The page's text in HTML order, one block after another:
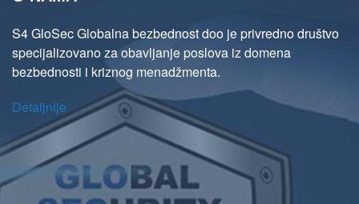
S4 GloSec Globalna bezbednost doo je privredno društvo
specijalizovano za obavljanje poslova iz domena
bezbednosti i kriznog menadžmenta.
Detaljnije